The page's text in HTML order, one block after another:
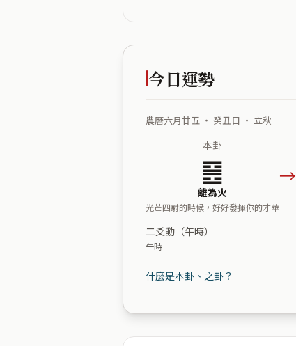
今日運勢
農曆六月廿五 ・ 癸丑日 ・ 立秋
本卦
䷝
離為火
光芒四射的時候，好好發揮你的才華
→
二爻動（午時）
午時
什麼是本卦、之卦？